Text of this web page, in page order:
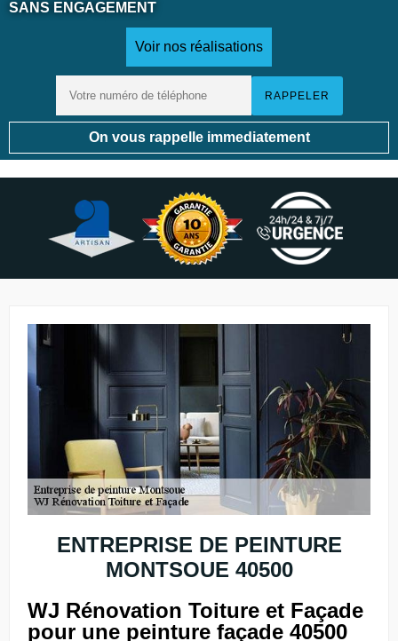
SANS ENGAGEMENT
Voir nos réalisations
On vous rappelle immediatement
ENTREPRISE DE PEINTURE
MONTSOUE 40500
WJ Rénovation Toiture et Façade
pour une peinture façade 40500